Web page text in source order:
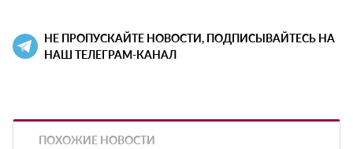
НЕ ПРОПУСКАЙТЕ НОВОСТИ, ПОДПИСЫВАЙТЕСЬ НА
НАШ ТЕЛЕГРАМ-КАНАЛ
ПОХОЖИЕ НОВОСТИ